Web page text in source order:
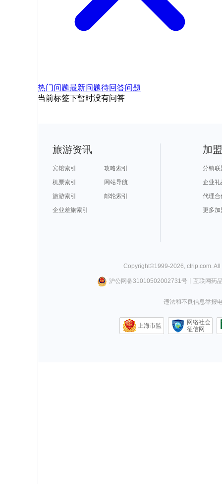
热门问题最新问题待回答问题
当前标签下暂时没有问答
旅游资讯
宾馆索引
攻略索引
机票索引
网站导航
旅游索引
邮轮索引
企业差旅索引
加
分销联
企业礼
代理合
更多加
Copyright©1999-2026, ctrip.com.
沪公网备31010502002731号丨 互联网药
违法和不良信息举报
上海市监
网络社会
征信网